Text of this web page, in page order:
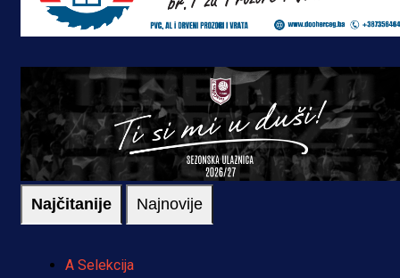
Najčitanije Najnovije
A Selekcija